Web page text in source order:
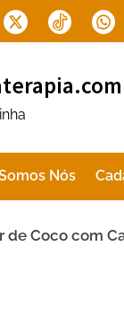
X.com Tiktok
Nós
de Coco com